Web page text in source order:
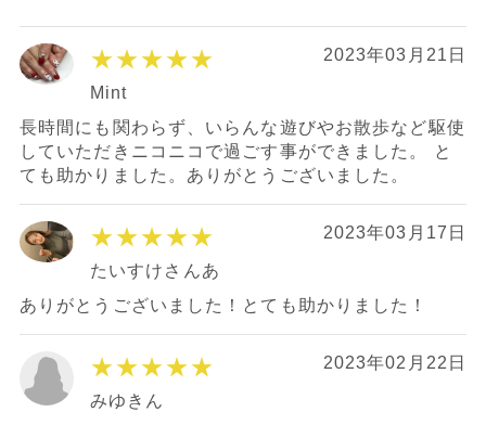
★★★★★ 2023年03月21日
Mint
長時間にも関わらず、いらんな遊びやお散歩など駆使
していただきニコニコで過ごす事ができました。 と
ても助かりました。ありがとうございました。
★★★★★ 2023年03月17日
たいすけさんあ
ありがとうございました！とても助かりました！
★★★★★ 2023年02月22日
みゆきん